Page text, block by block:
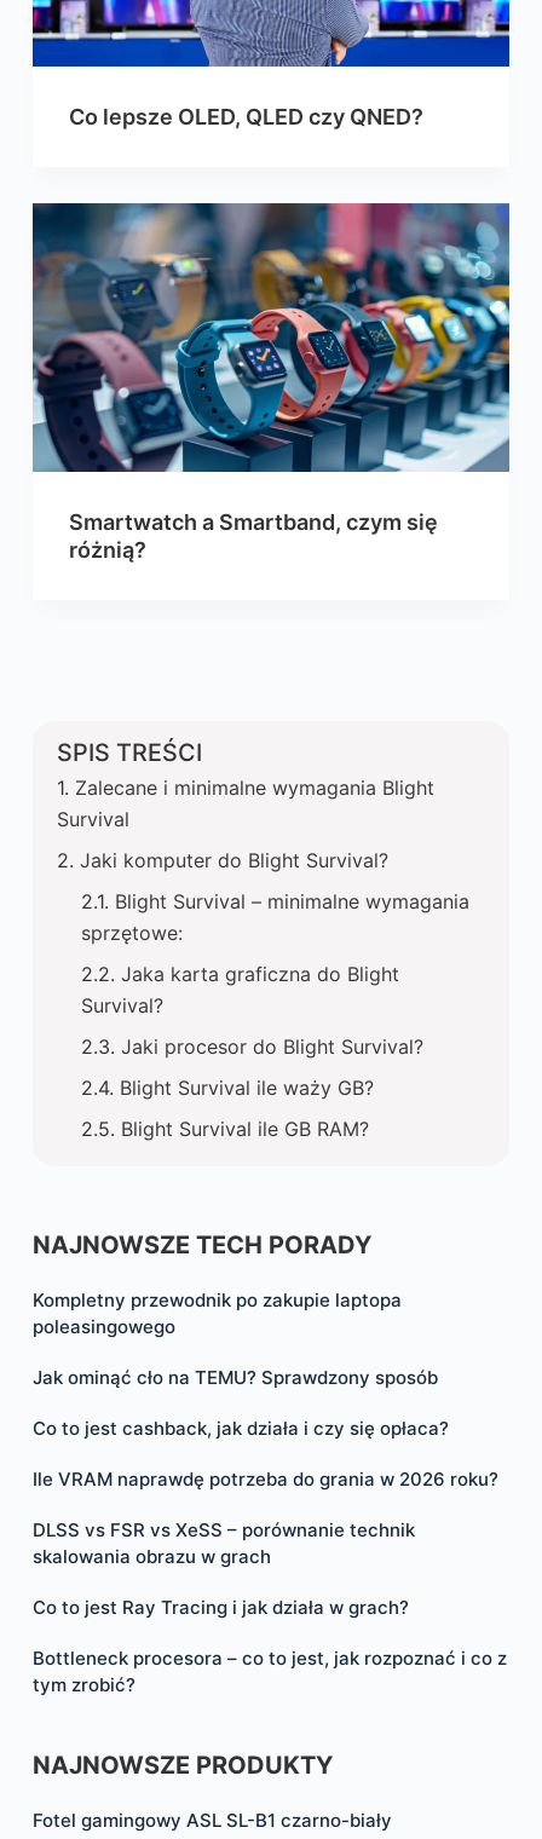
Co lepsze OLED, QLED czy QNED?
Smartwatch a Smartband, czym się
różnią?
SPIS TREŚCI
Zalecane i minimalne wymagania Blight
Survival
Jaki komputer do Blight Survival?
Blight Survival – minimalne wymagania
sprzętowe:
Jaka karta graficzna do Blight
Survival?
Jaki procesor do Blight Survival?
Blight Survival ile waży GB?
Blight Survival ile GB RAM?
NAJNOWSZE TECH PORADY
Kompletny przewodnik po zakupie laptopa
poleasingowego
Jak ominąć cło na TEMU? Sprawdzony sposób
Co to jest cashback, jak działa i czy się opłaca?
Ile VRAM naprawdę potrzeba do grania w 2026 roku?
DLSS vs FSR vs XeSS – porównanie technik
skalowania obrazu w grach
Co to jest Ray Tracing i jak działa w grach?
Bottleneck procesora – co to jest, jak rozpoznać i co z
tym zrobić?
NAJNOWSZE PRODUKTY
Fotel gamingowy ASL SL-B1 czarno-biały